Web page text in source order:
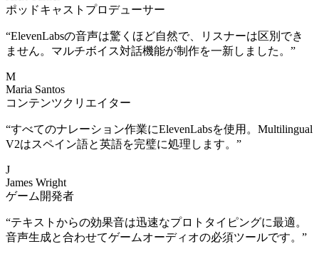
ポッドキャストプロデューサー
“ElevenLabsの音声は驚くほど自然で、リスナーは区別でき
ません。マルチボイス対話機能が制作を一新しました。 ”
M
Maria Santos
コンテンツクリエイター
“すべてのナレーション作業にElevenLabsを使用。Multilingual
V2はスペイン語と英語を完璧に処理します。 ”
J
James Wright
ゲーム開発者
“テキストからの効果音は迅速なプロトタイピングに最適。
音声生成と合わせてゲームオーディオの必須ツールです。 ”